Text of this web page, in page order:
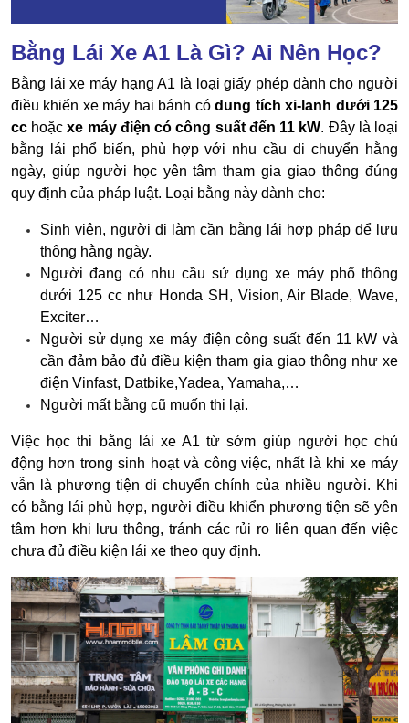
Bằng Lái Xe A1 Là Gì? Ai Nên Học?
Bằng lái xe máy hạng A1 là loại giấy phép dành cho người
điều khiển xe máy hai bánh códung tích xi-lanh dưới 125
cc hoặcxe máy điện có công suất đến 11 kW. Đây là loại
bằng lái phổ biến, phù hợp với nhu cầu di chuyển hằng
ngày, giúp người học yên tâm tham gia giao thông đúng
quy định của pháp luật. Loại bằng này dành cho:
Sinh viên, người đi làm cần bằng lái hợp pháp để lưu
thông hằng ngày.
Người đang có nhu cầu sử dụng xe máy phổ thông
dưới 125 cc như Honda SH, Vision, Air Blade, Wave,
Exciter…
Người sử dụng xe máy điện công suất đến 11 kW và
cần đảm bảo đủ điều kiện tham gia giao thông như xe
điện Vinfast, Datbike,Yadea, Yamaha,…
Người mất bằng cũ muốn thi lại.
Việc học thi bằng lái xe A1 từ sớm giúp người học chủ
động hơn trong sinh hoạt và công việc, nhất là khi xe máy
vẫn là phương tiện di chuyển chính của nhiều người. Khi
có bằng lái phù hợp, người điều khiển phương tiện sẽ yên
tâm hơn khi lưu thông, tránh các rủi ro liên quan đến việc
chưa đủ điều kiện lái xe theo quy định.